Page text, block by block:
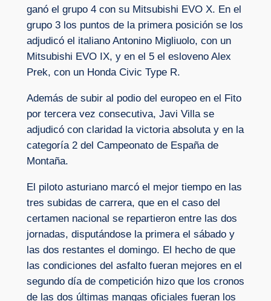
ganó el grupo 4 con su Mitsubishi EVO X. En el
grupo 3 los puntos de la primera posición se los
adjudicó el italiano Antonino Migliuolo, con un
Mitsubishi EVO IX, y en el 5 el esloveno Alex
Prek, con un Honda Civic Type R.
Además de subir al podio del europeo en el Fito
por tercera vez consecutiva, Javi Villa se
adjudicó con claridad la victoria absoluta y en la
categoría 2 del Campeonato de España de
Montaña.
El piloto asturiano marcó el mejor tiempo en las
tres subidas de carrera, que en el caso del
certamen nacional se repartieron entre las dos
jornadas, disputándose la primera el sábado y
las dos restantes el domingo. El hecho de que
las condiciones del asfalto fueran mejores en el
segundo día de competición hizo que los cronos
de las dos últimas mangas oficiales fueran los